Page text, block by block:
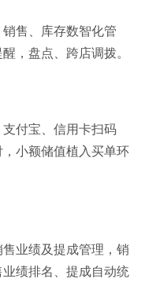
售、库存数智化管
，盘点、跨店调拨。
付宝、信用卡扫码
小额储值植入买单环
业绩及提成管理，销
绩排名、提成自动统